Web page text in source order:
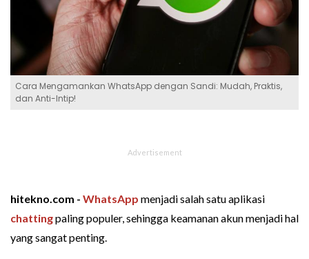
Cara Mengamankan WhatsApp dengan Sandi: Mudah, Praktis,
dan Anti-Intip!
hitekno.com - WhatsApp menjadi salah satu aplikasi
chattingpaling populer, sehingga keamanan akun menjadi hal
yang sangat penting.